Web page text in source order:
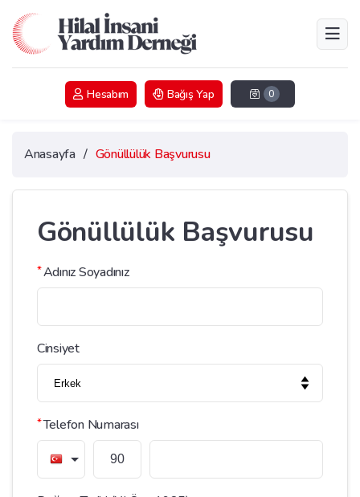
Hesabım Bağış Yap 0
Anasayfa / Gönüllülük Başvurusu
Gönüllülük Başvurusu
*Adınız Soyadınız
Cinsiyet
*Telefon Numarası